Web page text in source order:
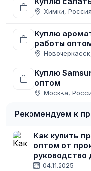
Химки, Россия
Куплю
работы
Куплю
оптом
Москва,
Рекомендуем к
Как купить
оптом от
руководство
04.11.2025